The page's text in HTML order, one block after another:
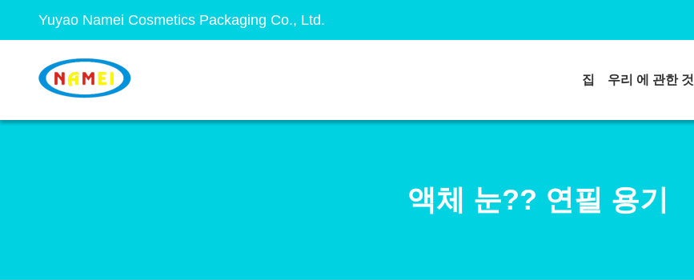
Yuyao Namei Cosmetics Packaging Co., Ltd.
집 우리 에 관한 것
액체 눈?? 연필 용기